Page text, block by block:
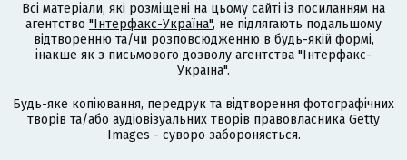
Всі матеріали, які розміщені на цьому сайті із посиланням на
агентство "Інтерфакс-Україна", не підлягають подальшому
відтворенню та/чи розповсюдженню в будь-якій формі,
інакше як з письмового дозволу агентства "Інтерфакс-
Україна".
Будь-яке копіювання, передрук та відтворення фотографічних
творів та/або аудіовізуальних творів правовласника Getty
Images - суворо забороняється.